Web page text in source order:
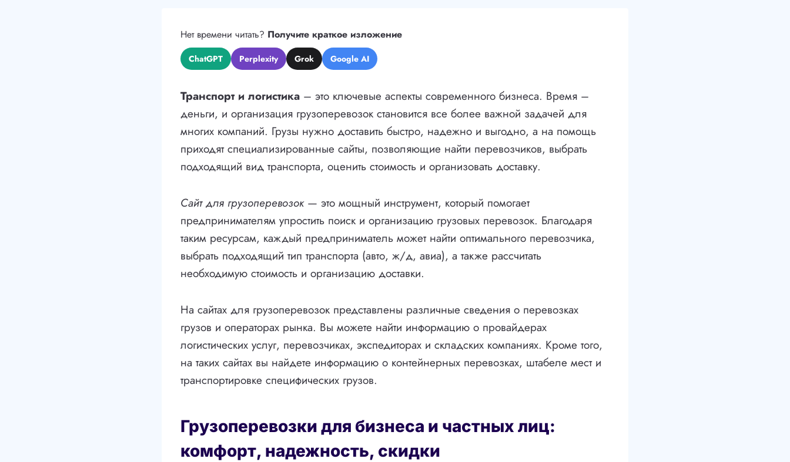
Нет времени читать? Получите краткое изложение
ChatGPT Perplexity Grok Google AI
Транспорт и логистика – это ключевые аспекты современного бизнеса. Время –
деньги, и организация грузоперевозок становится все более важной задачей для
многих компаний. Грузы нужно доставить быстро, надежно и выгодно, а на помощь
приходят специализированные сайты, позволяющие найти перевозчиков, выбрать
подходящий вид транспорта, оценить стоимость и организовать доставку.
Сайт для грузоперевозок— это мощный инструмент, который помогает
предпринимателям упростить поиск и организацию грузовых перевозок. Благодаря
таким ресурсам, каждый предприниматель может найти оптимального перевозчика,
выбрать подходящий тип транспорта (авто, ж/д, авиа), а также рассчитать
необходимую стоимость и организацию доставки.
На сайтах для грузоперевозок представлены различные сведения о перевозках
грузов и операторах рынка. Вы можете найти информацию о провайдерах
логистических услуг, перевозчиках, экспедиторах и складских компаниях. Кроме того,
на таких сайтах вы найдете информацию о контейнерных перевозках, штабеле мест и
транспортировке специфических грузов.
Грузоперевозки для бизнеса и частных лиц:
комфорт, надежность, скидки